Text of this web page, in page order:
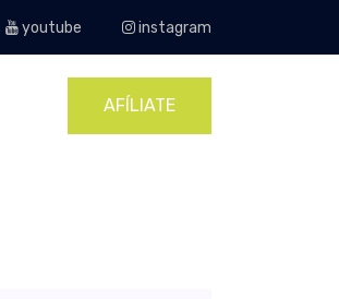
youtube instagram
AFÍLIATE